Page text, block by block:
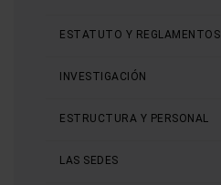
ESTATUTO Y REGLAMENTOS
INVESTIGACIÓN
ESTRUCTURA Y PERSONAL
LAS SEDES